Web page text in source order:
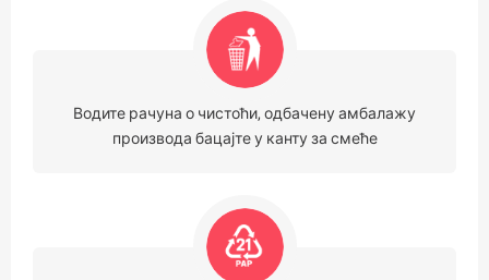
Водите рачуна о чистоћи, одбачену амбалажу
производа бацајте у канту за смеће